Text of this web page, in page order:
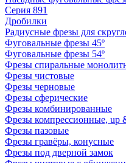
Серия 891
Дробилки
Радиусные фрезы для
Фуговальные фрезы 45º
Фуговальные фрезы 54º
Фрезы спиральные
Фрезы чистовые
Фрезы черновые
Фрезы сферические
Фрезы комбинированные
Фрезы компрессионные, up
Фрезы пазовые
Фрезы гравёры, конусные
Фрезы под дверной замок